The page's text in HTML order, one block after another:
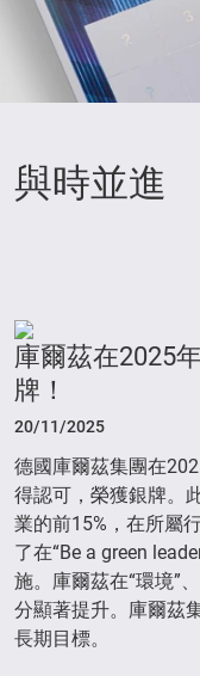
與時並進
庫爾茲在2025
牌！
20/11/2025
德國庫爾茲集團在
得認可，榮獲銀牌。
業的前15%，在所屬
了在“Be a green
施。庫爾茲在“環境”
分顯著提升。庫爾茲
長期目標。